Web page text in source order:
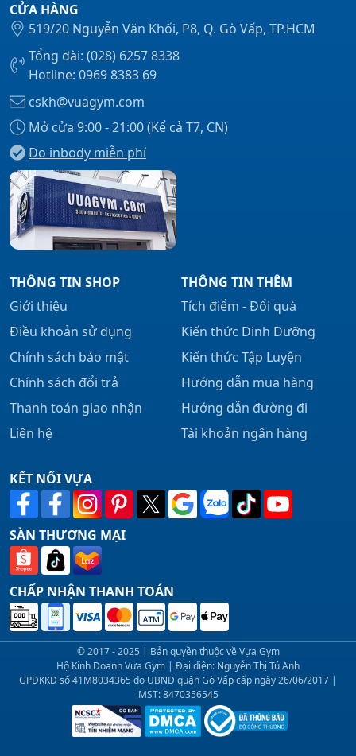
CỬA HÀNG
519/20 Nguyễn Văn Khối, P8, Q. Gò Vấp, TP.HCM
Tổng đài: (028) 6257 8338
Hotline: 0969 8383 69
cskh@vuagym.com
Mở cửa 9:00 - 21:00 (Kể cả T7, CN)
Đo inbody miễn phí
THÔNG TIN SHOP
Giới thiệu
Điều khoản sử dụng
Chính sách bảo mật
Chính sách đổi trả
Thanh toán giao nhận
Liên hệ
THÔNG TIN THÊM
Tích điểm - Đổi quà
Kiến thức Dinh Dưỡng
Kiến thức Tập Luyện
Hướng dẫn mua hàng
Hướng dẫn đường đi
Tài khoản ngân hàng
KẾT NỐI VỰA
SÀN THƯƠNG MẠI
CHẤP NHẬN THANH TOÁN
© 2017 - 2025 | Bản quyền thuộc về Vựa Gym
Hộ Kinh Doanh Vựa Gym | Đại diện: Nguyễn Thị Tú Anh
GPĐKKD số 41M8034365 do UBND quận Gò Vấp cấp ngày 26/06/2017 |
MST: 8470356545